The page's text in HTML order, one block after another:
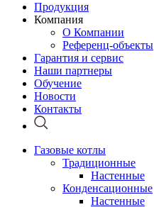
Продукция
Компания
О Компании
Референц-объекты
Гарантия и сервис
Наши партнеры
Обучение
Новости
Контакты
Газовые котлы
Традиционные
Настенные
Конденсационные
Настенные